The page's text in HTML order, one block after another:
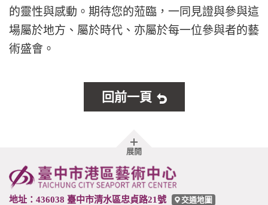
的靈性與感動。期待您的蒞臨，一同見證與參與這
場屬於地方、屬於時代、亦屬於每一位參與者的藝
術盛會。
回前一頁
展開胖
尾
地址：436038 臺中市清水區忠貞路21號 交通地圖